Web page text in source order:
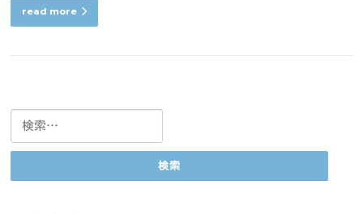
read more